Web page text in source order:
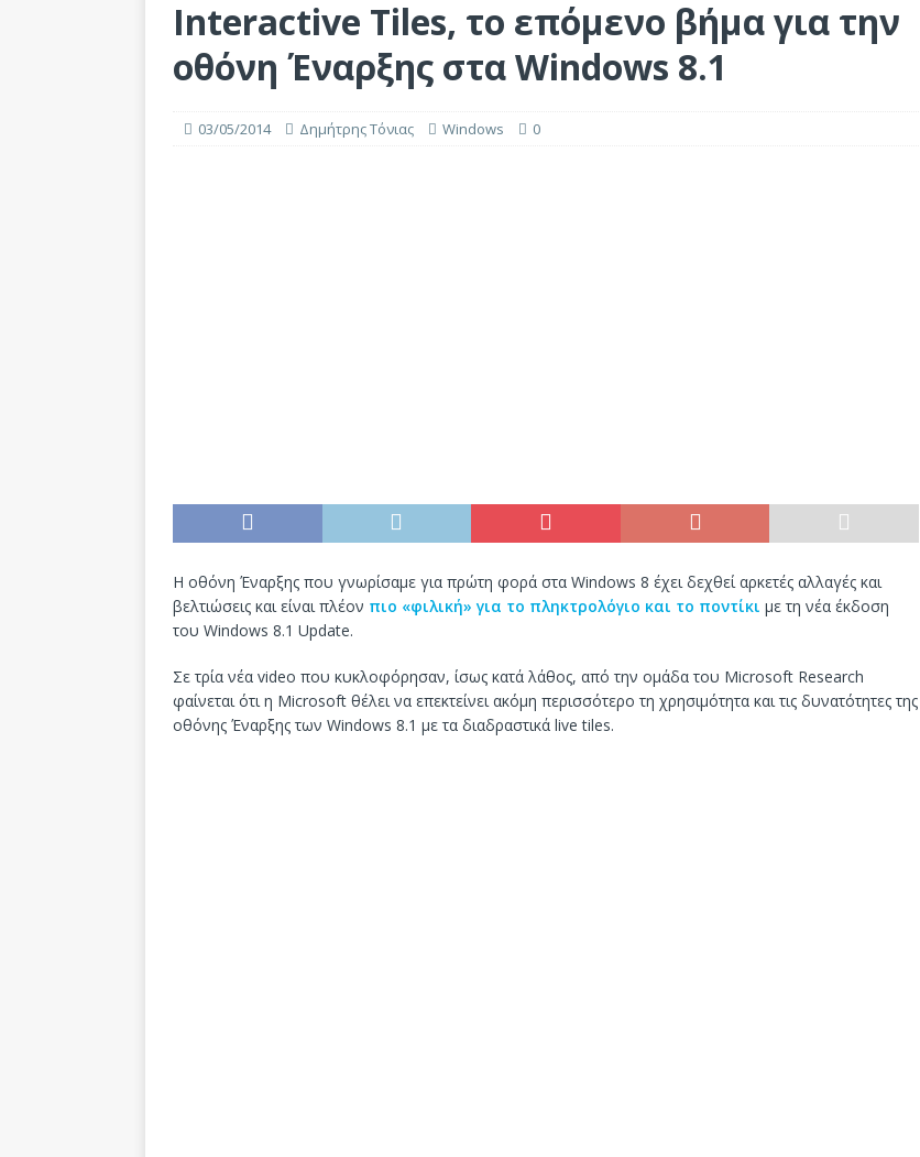
Interactive Tiles, το επόμενο βήμα για την
οθόνη Έναρξης στα Windows 8.1
03/05/2014 Δημήτρης Τόνιας Windows 0
Η οθόνη Έναρξης που γνωρίσαμε για πρώτη φορά στα Windows 8 έχει δεχθεί αρκετές αλλαγές και
βελτιώσεις και είναι πλέον πιο «φιλική» για το πληκτρολόγιο και το ποντίκι με τη νέα έκδοση
του Windows 8.1 Update.
Σε τρία νέα video που κυκλοφόρησαν, ίσως κατά λάθος, από την ομάδα του Microsoft Research
φαίνεται ότι η Microsoft θέλει να επεκτείνει ακόμη περισσότερο τη χρησιμότητα και τις δυνατότητες της
οθόνης Έναρξης των Windows 8.1 με τα διαδραστικά live tiles.